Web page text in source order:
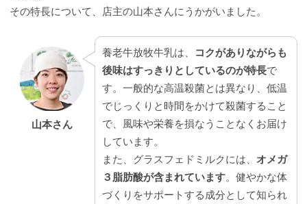
その特長について、店主の山本さんにうかがいました。
山本さん
養老牛放牧牛乳は、
コクがありながらも
後味はすっきりとしているのが特長で
す。一般的な高温殺菌とは異なり、低温
でじっくりと時間をかけて殺菌すること
で、風味や栄養を損なうことなくお届け
しています。
また、グラスフェドミルクには、 オメガ
３脂肪酸が含まれています。健やかな体
づくりをサポートする成分として知られ